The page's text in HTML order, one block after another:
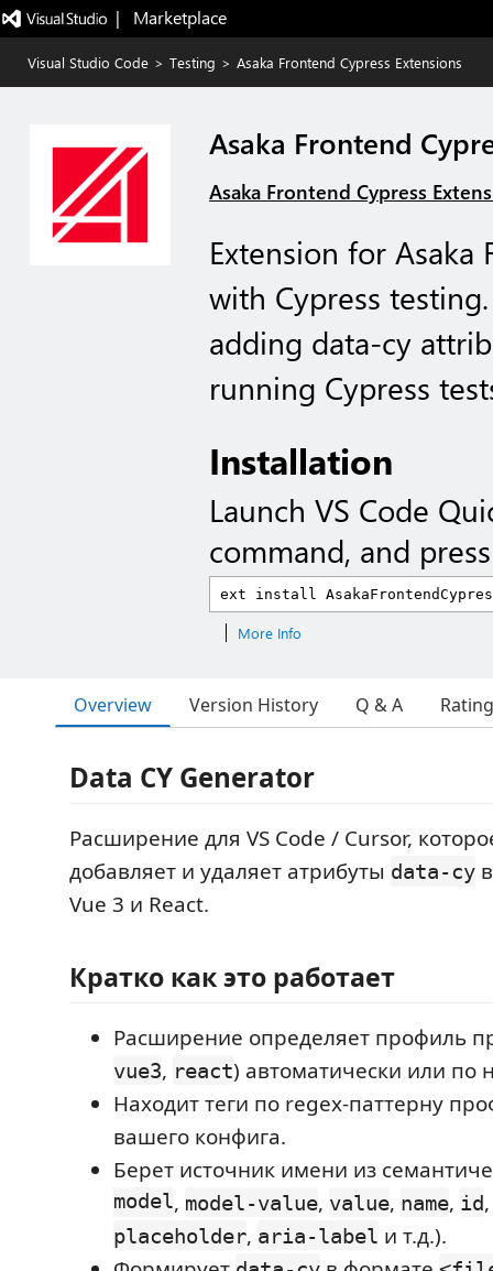
|   Marketplace
Visual Studio Code > Testing > Asaka Frontend Cypress Extensions
Asaka Frontend
Asaka Frontend Cypress
Extension for
with Cypress
adding data-cy
running Cypress
Installation
Launch VS Code
command, and
More Info
Overview Version History Q & A
Data CY Generator
Расширение для VS Code / Cursor,
добавляет и удаляет атрибуты data-cy
Vue 3 и React.
Кратко как это работает
Расширение определяет профиль
vue3, react) автоматически или по
Находит теги по regex-паттерну
вашего конфига.
Берет источник имени из
model, model-value, value, name, id
placeholder, aria-label и т.д.).